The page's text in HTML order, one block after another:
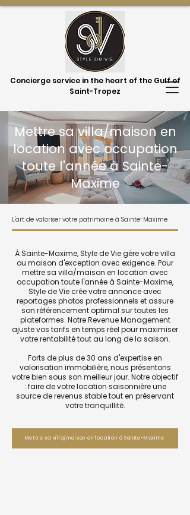
Concierge service in the heart of the Gulf of
Saint-Tropez
Mettre sa villa/maison en
location avec occupation
toute l'année à Sainte-
Maxime
L'art de valoriser votre patrimoine à Sainte-Maxime
À Sainte-Maxime, Style de Vie gère votre villa
ou maison d'exception avec exigence. Pour
mettre sa villa/maison en location avec
occupation toute l'année à Sainte-Maxime,
Style de Vie crée votre annonce avec
reportages photos professionnels et assure
son référencement optimal sur toutes les
plateformes. Notre Revenue Management
ajuste vos tarifs en temps réel pour maximiser
votre rentabilité tout au long de la saison.
Forts de plus de 30 ans d'expertise en
valorisation immobilière, nous présentons
votre bien sous son meilleur jour. Notre objectif
: faire de votre location saisonnière une
source de revenus stable tout en préservant
votre tranquillité.
Mettre sa villa/maison en location à Sainte-Maxime